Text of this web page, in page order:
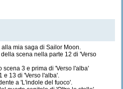
mia saga di Sailor Moon.
scena nella parte 12 di 'Verso
scena 3 e prima di 'Verso l'alba'
e 13 di 'Verso l'alba'.
a 'L'indole del fuoco'.